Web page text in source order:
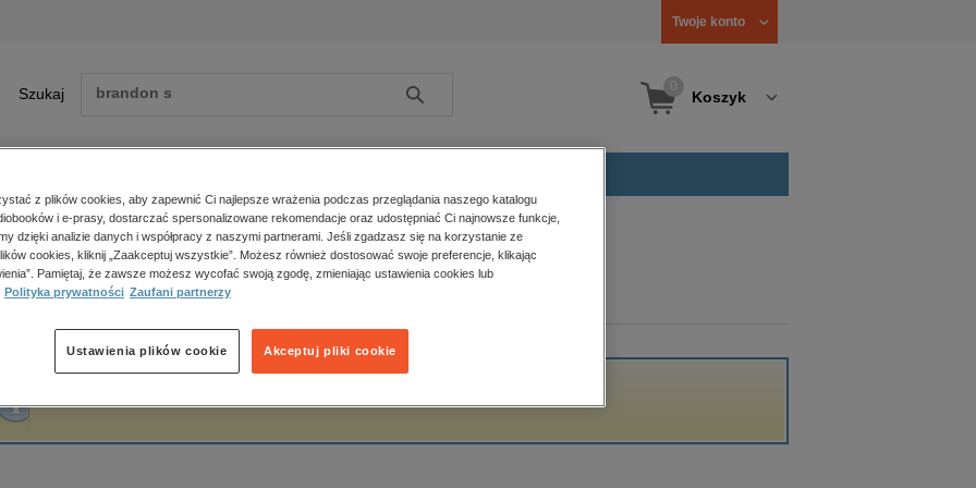
Twoje konto
Szukaj Szukaj Koszyk
Zobacz wszystkie E-prasa
polityka, społeczno-informacyjne
psychologiczne
popularno-naukowe
historia
główna Jessica George
George
z plików cookies, aby zapewnić Ci najlepsze wrażenia podczas przeglądania naszego katalogu
i e-prasy, dostarczać spersonalizowane rekomendacje oraz udostępniać Ci najnowsze funkcje,
dzięki analizie danych i współpracy z naszymi partnerami. Jeśli zgadzasz się na korzystanie ze
cookies, kliknij „Zaakceptuj wszystkie”. Możesz również dostosować swoje preferencje, klikając
Pamiętaj, że zawsze możesz wycofać swoją zgodę, zmieniając ustawienia cookies lub
Polityka prywatności Zaufani partnerzy
Akceptuj pliki cookie
Ustawienia plików cookie